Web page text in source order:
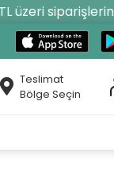
üzeri
Teslimat
Bölge Seçin